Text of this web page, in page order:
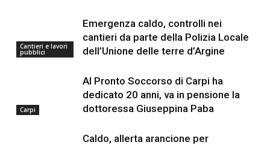
Cantieri e lavori
pubblici
Emergenza caldo, controlli nei
cantieri da parte della Polizia Locale
dell’Unione delle terre d’Argine
Carpi
Al Pronto Soccorso di Carpi ha
dedicato 20 anni, va in pensione la
dottoressa Giuseppina Paba
Caldo, allerta arancione per